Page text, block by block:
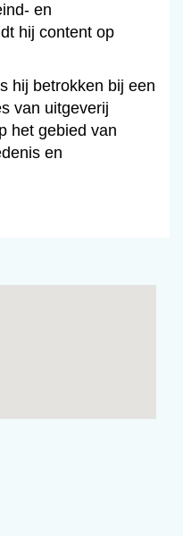
en
hij content op
hij betrokken bij een
van uitgeverij
het gebied van
en